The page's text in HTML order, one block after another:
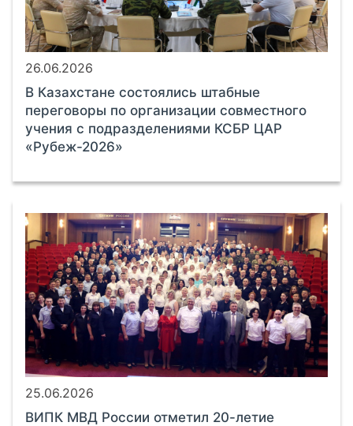
26.06.2026
В Казахстане состоялись штабные
переговоры по организации совместного
учения с подразделениями КСБР ЦАР
«Рубеж-2026»
25.06.2026
ВИПК МВД России отметил 20-летие